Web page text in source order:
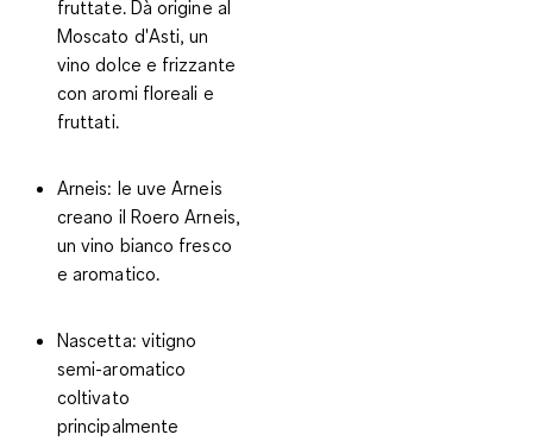
fruttate. Dà origine al
Moscato d'Asti, un
vino dolce e frizzante
con aromi floreali e
fruttati.
Arneis: le uve Arneis
creano il Roero Arneis,
un vino bianco fresco
e aromatico.
Nascetta: vitigno
semi-aromatico
coltivato
principalmente